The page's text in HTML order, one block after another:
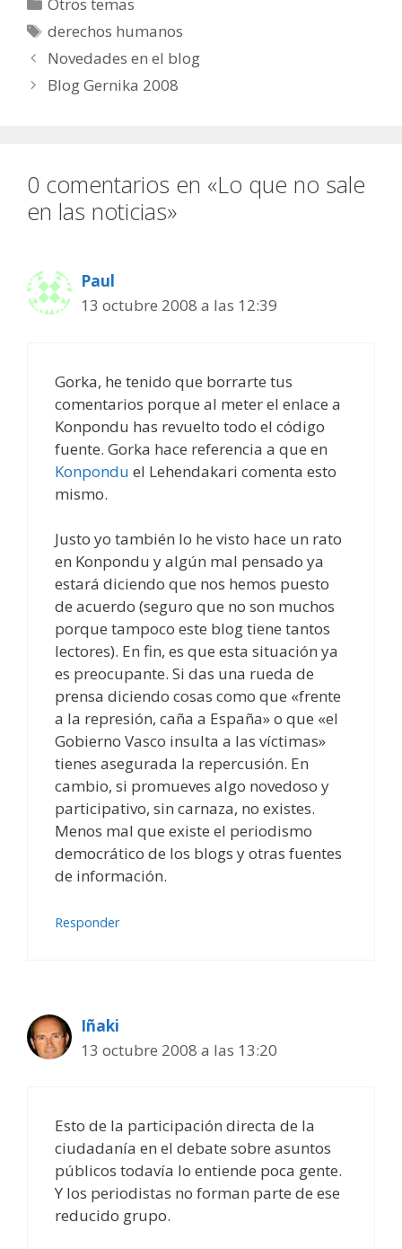
Etiquetas
derechos humanos
Novedades en el blog
Blog Gernika 2008
0 comentarios en «Lo que no sale
en las noticias»
Paul
13 octubre 2008 a las 12:39
Gorka, he tenido que borrarte tus
comentarios porque al meter el enlace a
Konpondu has revuelto todo el código
fuente. Gorka hace referencia a que en
Konpondu el Lehendakari comenta esto
mismo.
Justo yo también lo he visto hace un rato
en Konpondu y algún mal pensado ya
estará diciendo que nos hemos puesto
de acuerdo (seguro que no son muchos
porque tampoco este blog tiene tantos
lectores). En fin, es que esta situación ya
es preocupante. Si das una rueda de
prensa diciendo cosas como que «frente
a la represión, caña a España» o que «el
Gobierno Vasco insulta a las víctimas»
tienes asegurada la repercusión. En
cambio, si promueves algo novedoso y
participativo, sin carnaza, no existes.
Menos mal que existe el periodismo
democrático de los blogs y otras fuentes
de información.
Responder
Iñaki
13 octubre 2008 a las 13:20
Esto de la participación directa de la
ciudadanía en el debate sobre asuntos
públicos todavía lo entiende poca gente.
Y los periodistas no forman parte de ese
reducido grupo.